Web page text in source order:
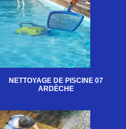
NETTOYAGE DE PISCINE 07
ARDÈCHE